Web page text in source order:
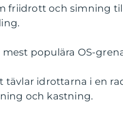
friidrott och simning
populära OS-
tävlar idrottarna i en
och kastning.